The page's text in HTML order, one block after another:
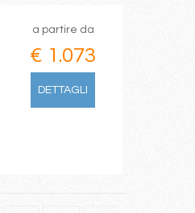
a partire da
€ 1.073
DETTAGLI